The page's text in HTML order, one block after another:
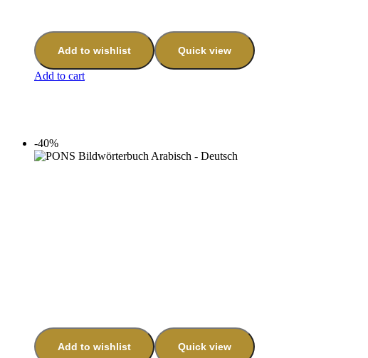
Add to wishlist Quick view
Add to cart
-40%
Add to wishlist Quick view